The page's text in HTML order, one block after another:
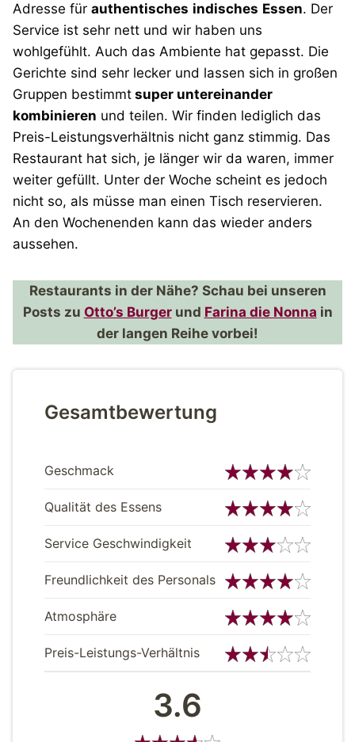
Adresse für authentisches indisches Essen. Der
Service ist sehr nett und wir haben uns
wohlgefühlt. Auch das Ambiente hat gepasst. Die
Gerichte sind sehr lecker und lassen sich in großen
Gruppen bestimmt super untereinander
kombinieren und teilen. Wir finden lediglich das
Preis-Leistungsverhältnis nicht ganz stimmig. Das
Restaurant hat sich, je länger wir da waren, immer
weiter gefüllt. Unter der Woche scheint es jedoch
nicht so, als müsse man einen Tisch reservieren.
An den Wochenenden kann das wieder anders
aussehen.
Restaurants in der Nähe? Schau bei unseren
Posts zu Otto’s Burgerund Farina die Nonna in
der langen Reihe vorbei!
Gesamtbewertung
Geschmack
Qualität des Essens
Service Geschwindigkeit
Freundlichkeit des Personals
Atmosphäre
Preis-Leistungs-Verhältnis
3.6